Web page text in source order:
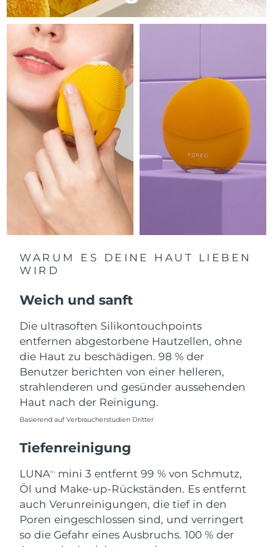
WARUM ES DEINE HAUT LIEBEN
WIRD
Weich und sanft
Die ultrasoften Silikontouchpoints
entfernen abgestorbene Hautzellen, ohne
die Haut zu beschädigen. 98 % der
Benutzer berichten von einer helleren,
strahlenderen und gesünder aussehenden
Haut nach der Reinigung.
Basierend auf Verbraucherstudien Dritter
Tiefenreinigung
LUNATM
mini 3 entfernt 99 % von Schmutz,
Öl und Make-up-Rückständen. Es entfernt
auch Verunreinigungen, die tief in den
Poren eingeschlossen sind, und verringert
so die Gefahr eines Ausbruchs. 100 % der
Litauen Erwartete Lieferung
Luxemburg
Sonderverwaltungsregion
Macau
Malaysia Erwartete Lieferung8/13/26
Malta Erwartete Lieferung 8/10/26
Mexiko Erwartete Lieferung8/14/26
Monaco
Niederlande
Neuseeland
Oman
Philippinen Erwartete Lieferung8/13/26
Polen Erwartete Lieferung
Portugal
Puerto Rico Erwartete Lieferung
Katar
Réunion Erwartete Lieferung 8/15/26
Rumänien Erwartete Lieferung 8/10/26
Russland Erwartete Lieferung8/18/26